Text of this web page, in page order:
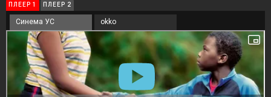
ПЛЕЕР 1 ПЛЕЕР 2
Синема УС okko